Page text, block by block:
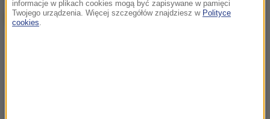
informacje w plikach cookies mogą być zapisywane w pamięci
Twojego urządzenia. Więcej szczegółów znajdziesz w Polityce
cookies.